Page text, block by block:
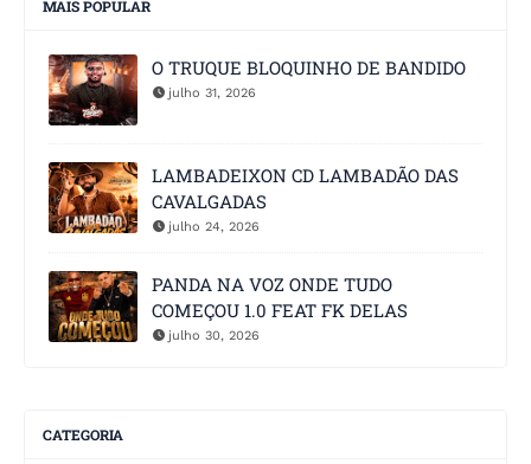
MAIS POPULAR
O TRUQUE BLOQUINHO DE BANDIDO
julho 31, 2026
LAMBADEIXON CD LAMBADÃO DAS
CAVALGADAS
julho 24, 2026
PANDA NA VOZ ONDE TUDO
COMEÇOU 1.0 FEAT FK DELAS
julho 30, 2026
CATEGORIA